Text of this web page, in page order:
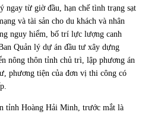
ngay từ giờ đầu, hạn chế tình trạng sạt
và tài sản cho du khách và nhân
nguy hiểm, bố trí lực lượng canh
Quản lý dự án đầu tư xây dựng
nông thôn tỉnh chủ trì, lập phương án
phương tiện của đơn vị thi công có
tỉnh Hoàng Hải Minh, trước mắt là